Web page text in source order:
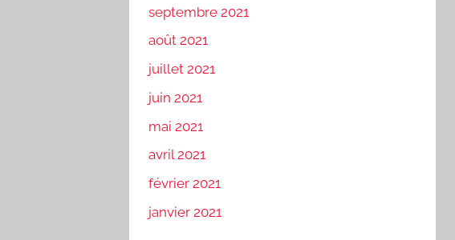
septembre 2021
août 2021
juillet 2021
juin 2021
mai 2021
avril 2021
février 2021
janvier 2021